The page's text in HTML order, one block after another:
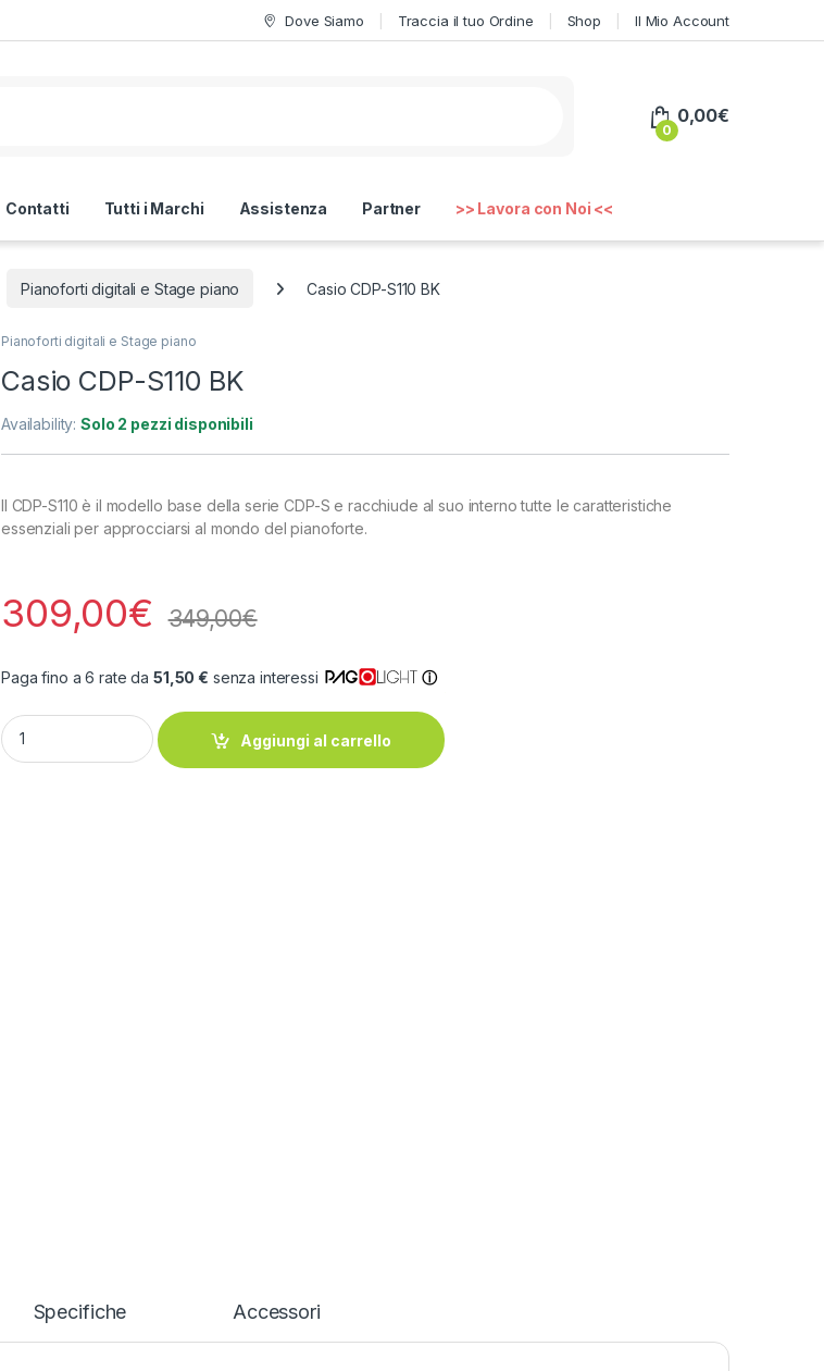
Dove Siamo Traccia il tuo Ordine Shop Il Mio Account
0
0,00€
Contatti Tutti i Marchi Assistenza Partner >> Lavora con Noi <<
Pianoforti digitali e Stage piano Casio CDP-S110 BK
Pianoforti digitali e Stage piano
Casio CDP-S110 BK
Availability:Solo 2 pezzi disponibili
Il CDP-S110 è il modello base della serie CDP-S e racchiude al suo interno tutte le caratteristiche
essenziali per approcciarsi al mondo del pianoforte.
309,00€ 349,00€
Paga fino a 6 rate da 51,50 € senza interessi ⓘ
Casio CDP-S110 BK quantity
Aggiungi al carrello
Specifiche Accessori